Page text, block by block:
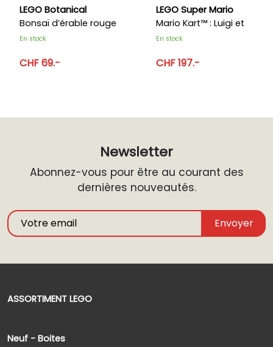
LEGO Botanical
Bonsaï d’érable rouge
du Japon
En stock
CHF 69.-
LEGO Super Mario
Mario Kart™ : Luigi et
Proto 8
En stock
CHF 197.-
Newsletter
Abonnez-vous pour être au courant des
dernières nouveautés.
Envoyer
ASSORTIMENT LEGO
Neuf - Boites